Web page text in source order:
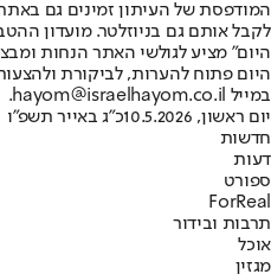
המודפסת של העיתון זמינים גם
לקבל אותם גם בניוזלטר. מועדון
היום" מציע לגולשי האתר הנחות
היום פתוח להערות, לביקורת
במייל hayom@israelhayom.co.il.
יום ראשון, 10.5.2026
כ"ג באייר תשפ"ו
חדשות
דעות
ספורט
ForReal
תרבות ובידור
אוכל
מגזין